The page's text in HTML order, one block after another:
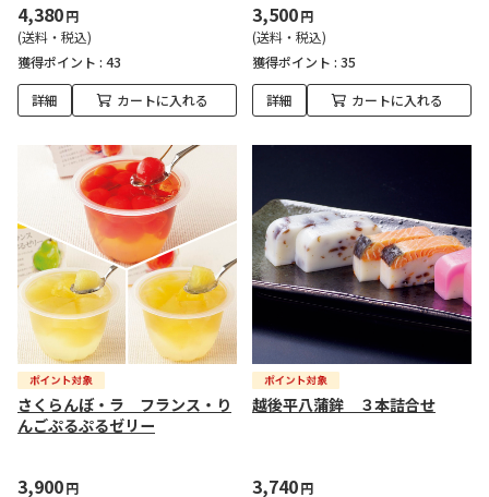
4,380円
(送料・税込)
獲得ポイント : 43
詳細 カートに入れる
3,500円
(送料・税込)
獲得ポイント : 35
詳細 カートに入れる
さくらんぼ・ラ フランス・り
んごぷるぷるゼリー
3,900円
越後平八蒲鉾 ３本詰合せ
3,740円